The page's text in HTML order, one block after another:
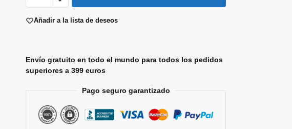
Añadir a la lista de deseos
Envío gratuito en todo el mundo para todos los pedidos
superiores a 399 euros
Pago seguro garantizado